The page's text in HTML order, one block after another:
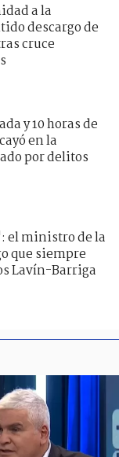
a la
descargo de
cruce
y 10 horas de
en la
por delitos
el ministro de la
que siempre
Lavín-Barriga